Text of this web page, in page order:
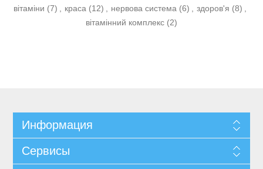
вітаміни (7) краса (12) нервова система (6) здоров'я (8)
вітамінний комплекс (2)
Информация
Сервисы